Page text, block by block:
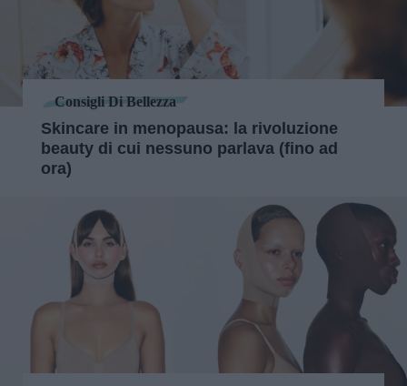
Consigli Di Bellezza
Skincare in menopausa: la rivoluzione
beauty di cui nessuno parlava (fino ad
ora)